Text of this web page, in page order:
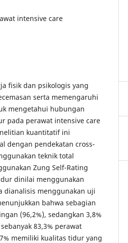
intensive care
fisik dan psikologis yang
serta memengaruhi
mengetahui hubungan
pada perawat intensive care
kuantitatif ini
dengan pendekatan cross-
teknik total
Zung Self-Rating
dinilai menggunakan
dianalisis menggunakan uji
bahwa sebagian
(96,2%), sedangkan 3,8%
83,3% perawat
memiliki kualitas tidur yang